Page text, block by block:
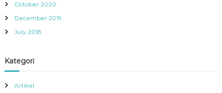
October 2020
December 2019
July 2018
Kategori
Artikel